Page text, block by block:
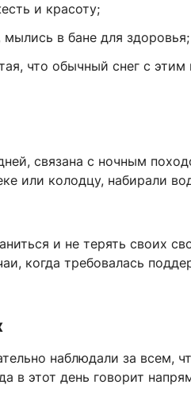
и красоту;
мылись в бане для здоровья;
что обычный снег с этим
связана с ночным
или колодцу, набирали
и не терять своих
когда требовалась
наблюдали за всем,
в этот день говорит